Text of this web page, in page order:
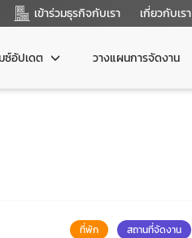
เข้าร่วมธุรกิจกับเรา เกี่ยวกับเรา
ซ์อัปเดต วางแผนการจัดงาน
ที่พัก สถานที่จัดงาน